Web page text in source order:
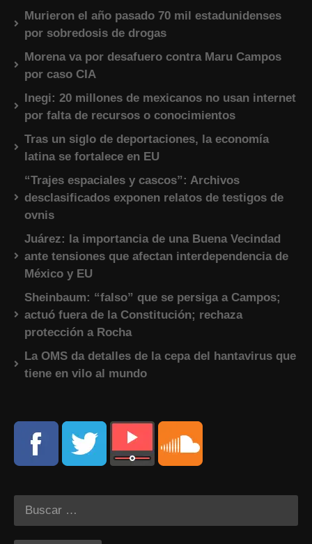
Murieron el año pasado 70 mil estadunidenses
por sobredosis de drogas
Morena va por desafuero contra Maru Campos
por caso CIA
Inegi: 20 millones de mexicanos no usan internet
por falta de recursos o conocimientos
Tras un siglo de deportaciones, la economía
latina se fortalece en EU
“Trajes espaciales y cascos”: Archivos
desclasificados exponen relatos de testigos de
ovnis
Juárez: la importancia de una Buena Vecindad
ante tensiones que afectan interdependencia de
México y EU
Sheinbaum: “falso” que se persiga a Campos;
actuó fuera de la Constitución; rechaza
protección a Rocha
La OMS da detalles de la cepa del hantavirus que
tiene en vilo al mundo